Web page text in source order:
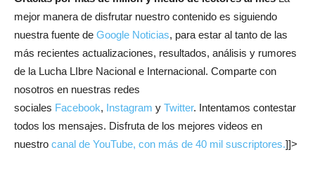
mejor manera de disfrutar nuestro contenido es siguiendo
nuestra fuente de Google Noticias, para estar al tanto de las
más recientes actualizaciones, resultados, análisis y rumores
de la Lucha LIbre Nacional e Internacional. Comparte con
nosotros en nuestras redes
sociales Facebook, Instagram y Twitter. Intentamos contestar
todos los mensajes. Disfruta de los mejores videos en
nuestro canal de YouTube, con más de 40 mil suscriptores.]]>